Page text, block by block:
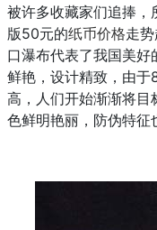
被许多收藏家们追捧
版50元的纸币价格走
口瀑布代表了我国美
鲜艳，设计精致，由
高，人们开始渐渐将
色鲜明艳丽，防伪特征